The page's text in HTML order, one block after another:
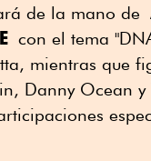
de la mano de
con el tema
mientras que
Danny Ocean y